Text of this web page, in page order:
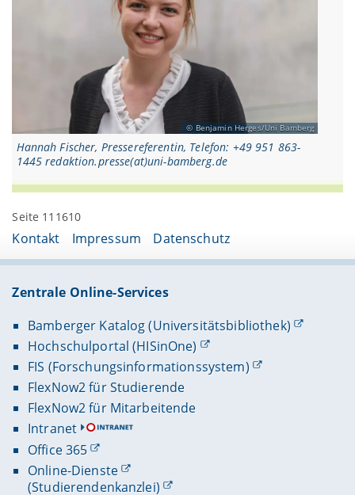
Benjamin Herges/Uni Bamberg
Hannah Fischer, Pressereferentin, Telefon: +49 951 863-
1445 redaktion.presse(at)uni-bamberg.de
Seite 111610
Kontakt Impressum Datenschutz
Zentrale Online-Services
Bamberger Katalog (Universitätsbibliothek)
Hochschulportal (HISinOne)
FIS (Forschungsinformationssystem)
FlexNow2 für Studierende
FlexNow2 für Mitarbeitende
Intranet
Office 365
Online-Dienste
(Studierendenkanzlei)